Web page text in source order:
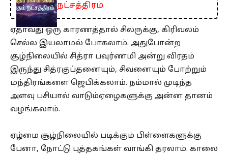
நட்சத்திரம்
ஏதாவது ஒரு காரணத்தால் சிலருக்கு, கிரிவலம்
செல்ல இயலாமல் போகலாம். அதுபோன்ற
சூழ்நிலையில் சித்ரா பவுர்ணமி அன்று விரதம்
இருந்து சித்ரகுப்தனையும், சிவனையும் போற்றும்
மந்திரங்களை ஜெபிக்கலாம். நம்மால் முடிந்த
அளவு பசியால் வாடும்ஏழைகளுக்கு அன்ன தானம்
வழங்கலாம்.
ஏழ்மை சூழ்நிலையில் படிக்கும் பிள்ளைகளுக்கு
பேனா, நோட்டு புத்தகங்கள் வாங்கி தரலாம். காலை